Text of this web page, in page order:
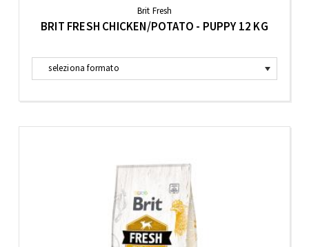
Brit Fresh
BRIT FRESH CHICKEN/POTATO - PUPPY 12 KG
seleziona formato